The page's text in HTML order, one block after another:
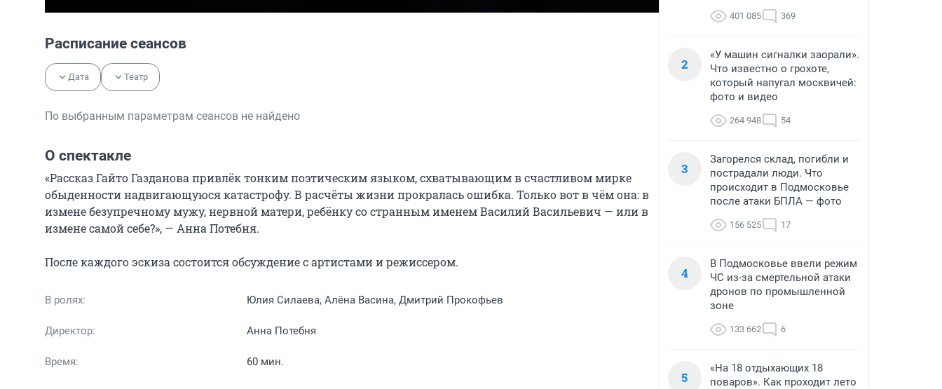
Расписание сеансов
Дата Театр
По выбранным параметрам сеансов не найдено
О спектакле
«Рассказ Гайто Газданова привлёк тонким поэтическим языком, схватывающим в счастливом мирке
обыденности надвигающуюся катастрофу. В расчёты жизни прокралась ошибка. Только вот в чём она: в
измене безупречному мужу, нервной матери, ребёнку со странным именем Василий Васильевич — или в
измене самой себе?», — Анна Потебня.
После каждого эскиза состоится обсуждение с артистами и режиссером.
В ролях: Юлия Силаева, Алёна Васина, Дмитрий Прокофьев
Директор: Анна Потебня
Время: 60 мин.
401 085 369
2
«У машин сигналки заорали».
Что известно о грохоте,
который напугал москвичей:
фото и видео
264 948 54
3
Загорелся склад, погибли и
пострадали люди. Что
происходит в Подмосковье
после атаки БПЛА — фото
156 525 17
4
В Подмосковье ввели режим
ЧС из-за смертельной атаки
дронов по промышленной
зоне
133 662 6
5
«На 18 отдыхающих 18
поваров». Как проходит лето